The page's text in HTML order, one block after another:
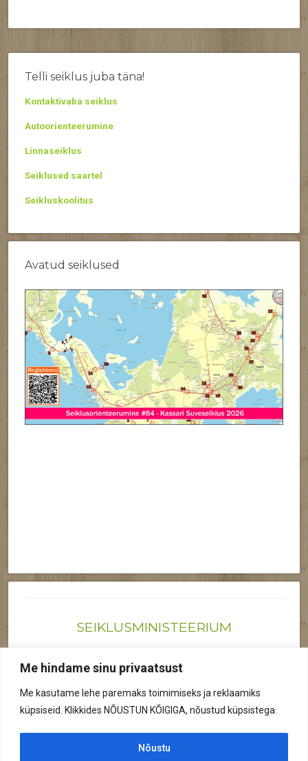
Me hindame sinu privaatsust
Me kasutame lehe paremaks toimimiseks ja reklaamiks
küpsiseid. Klikkides NÕUSTUN KÕIGIGA, nõustud küpsistega.
Nõustu
Telli seiklus juba täna!
Kontaktivaba seiklus
Autoorienteerumine
Linnaseiklus
Seiklused saartel
Seikluskoolitus
Avatud seiklused
SEIKLUSMINISTEERIUM
Reg nr: 12041719